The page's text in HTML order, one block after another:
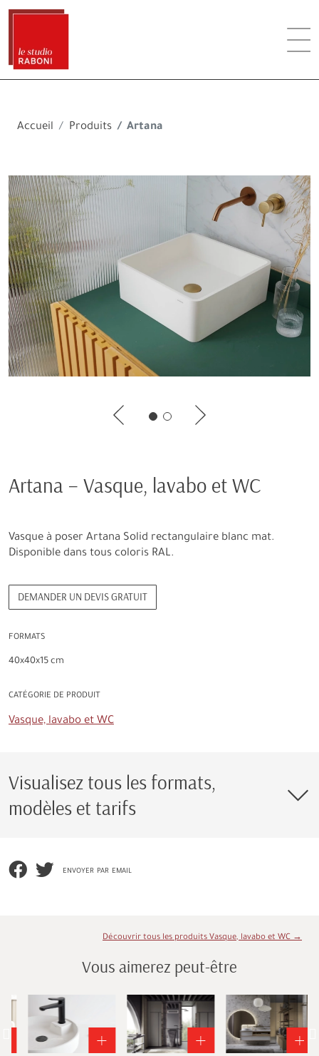
Accueil Produits Artana
Artana – Vasque, lavabo et WC
Vasque à poser Artana Solid rectangulaire blanc mat.
Disponible dans tous coloris RAL.
DEMANDER UN DEVIS GRATUIT
FORMATS
40x40x15 cm
CATÉGORIE DE PRODUIT
Vasque, lavabo et WC
Visualisez tous les formats,
modèles et tarifs
envoyer par email
Découvrir tous les produits Vasque, lavabo et WC →
Vous aimerez peut-être